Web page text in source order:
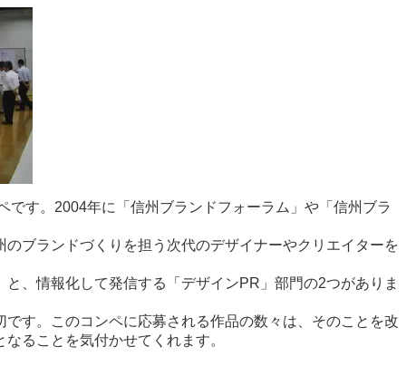
す。2004年に「信州ブランドフォーラム」や「信州ブラ
ブランドづくりを担う次代のデザイナーやクリエイターを
、情報化して発信する「デザインPR」部門の2つがありま
す。このコンペに応募される作品の数々は、そのことを改
ることを気付かせてくれます。